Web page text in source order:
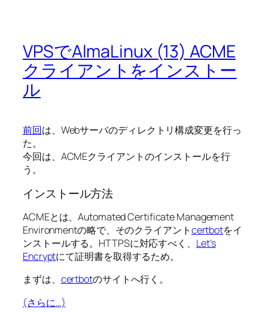
VPSでAlmaLinux (13) ACME
クライアントをインストー
ル
前回は、Webサーバのディレクトリ構成変更を行っ
た。
今回は、ACMEクライアントのインストールを行
う。
インストール方法
ACMEとは、Automated Certificate Management
Environmentの略で、そのクライアントcertbotをイ
ンストールする。HTTPSに対応すべく、 Let’s
Encryptにて証明書を取得するため。
まずは、 certbotのサイトへ行く。
(さらに…)